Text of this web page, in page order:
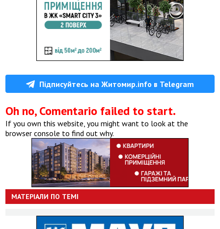
Підписуйтесь на Житомир.info в Telegram
Oh no, Comentario failed to start.
If you own this website, you might want to look at the
browser console to find out why.
МАТЕРІАЛИ ПО ТЕМІ